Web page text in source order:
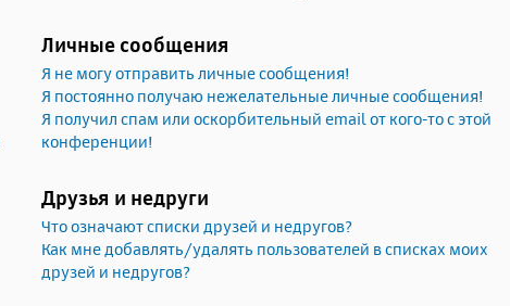
Личные сообщения
Я не могу отправить личные сообщения!
Я постоянно получаю нежелательные личные сообщения!
Я получил спам или оскорбительный email от кого-то с этой
конференции!
Друзья и недруги
Что означают списки друзей и недругов?
Как мне добавлять/удалять пользователей в списках моих
друзей и недругов?